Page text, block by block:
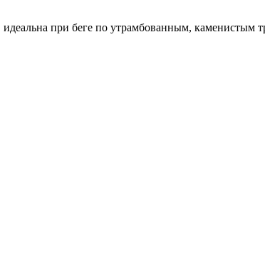
при беге по утрамбованным, каменистым